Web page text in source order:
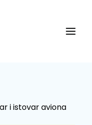
i istovar aviona